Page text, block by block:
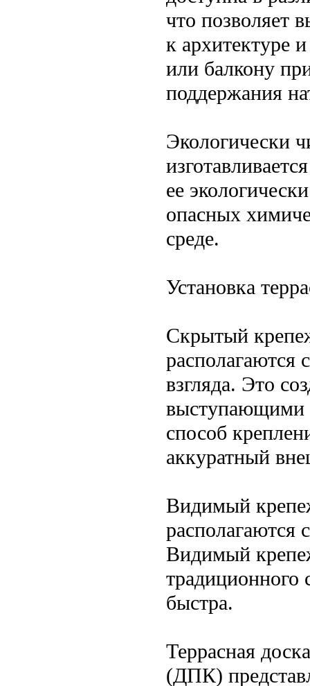
что позволяет
к архитектуре
или балкону
поддержания
Экологически
ее
опасных
среде.
Установка
Скрытый
располагаются
взгляда. Это
выступающими
способ
аккуратный
Видимый
располагаются
Видимый
традиционного
быстра.
Террасная
(ДПК)